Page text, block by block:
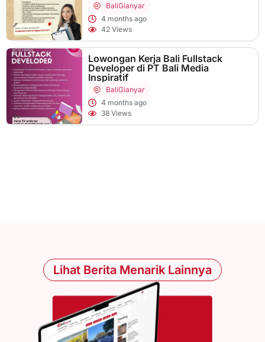
BaliGianyar
4 months ago
42 Views
Lowongan Kerja Bali Fullstack
Developer di PT Bali Media
Inspiratif
BaliGianyar
4 months ago
38 Views
Lihat Berita Menarik Lainnya